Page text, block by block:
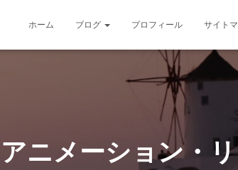
ホーム ブログ プロフィール サイト
ニメーション・